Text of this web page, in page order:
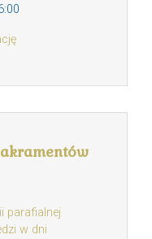
parafialnej
w dni